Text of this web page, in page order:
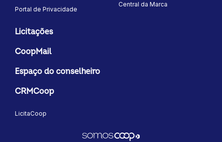
Portal de Privacidade
Central da Marca
Licitações
CoopMail
Espaço do conselheiro
CRMCoop
LicitaCoop